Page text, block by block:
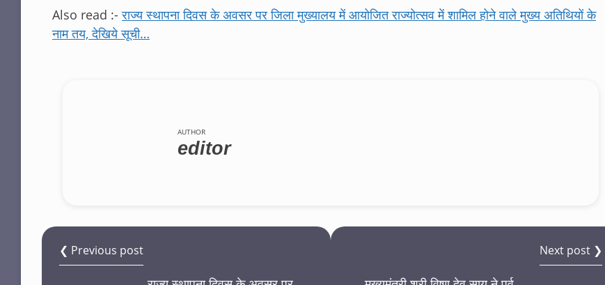
Also read :-राज्य स्थापना दिवस के अवसर पर जिला मुख्यालय में आयोजित राज्‍योत्‍सव में शामिल होने वाले मुख्‍य अतिथियों के
नाम तय, देखिये सूची…
AUTHOR
editor
❮ Previous post Next post ❯